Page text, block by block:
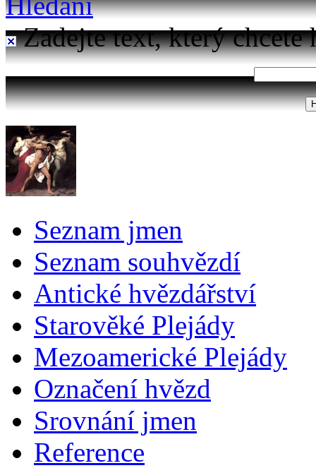
Zadejte text, který chcete
Seznam jmen
Seznam souhvězdí
Antické hvězdářství
Starověké Plejády
Mezoamerické Plejády
Označení hvězd
Srovnání jmen
Reference